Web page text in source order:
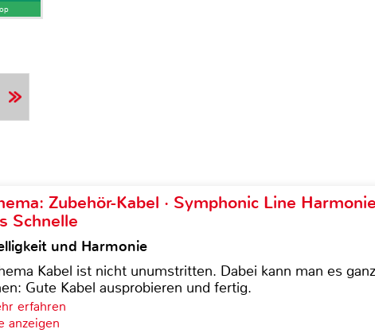
Zubehör-Kabel · Symphonic Line
Schnelle
und Harmonie
Kabel ist nicht unumstritten. Dabei kann man es
Gute Kabel ausprobieren und fertig.
erfahren
anzeigen